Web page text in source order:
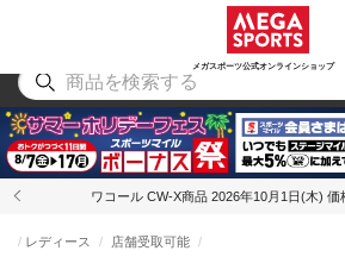
メガスポーツ公式オンラインショップ
アウトドア
ワコール CW-X商品 2026年10月1日(木) 価
レディース 店舗受取可能